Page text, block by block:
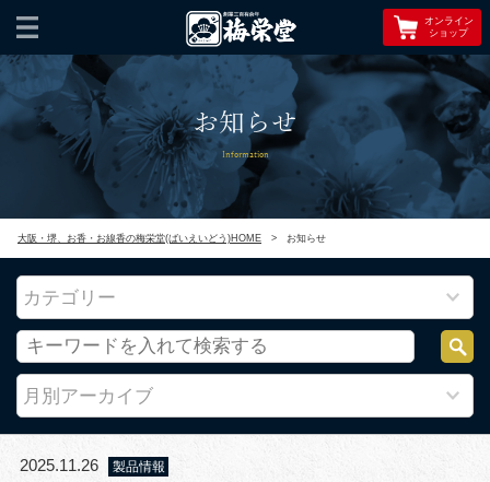
オンライン
ショップ
お知らせ
Information
大阪・堺、お香・お線香の梅栄堂(ばいえいどう)HOME > お知らせ
カテゴリー
月別アーカイブ
2025.11.26 製品情報